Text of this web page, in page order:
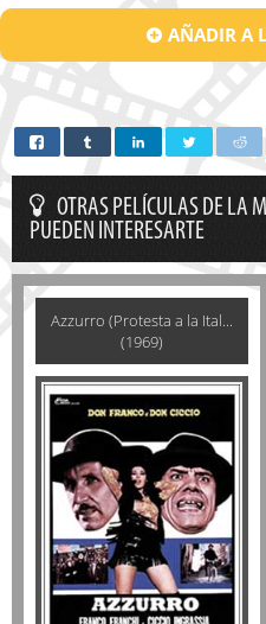
AÑADIR A
OTRAS PELÍCULAS DE LA
PUEDEN INTERESARTE
Azzurro (Protesta a la Ital...
(1969)